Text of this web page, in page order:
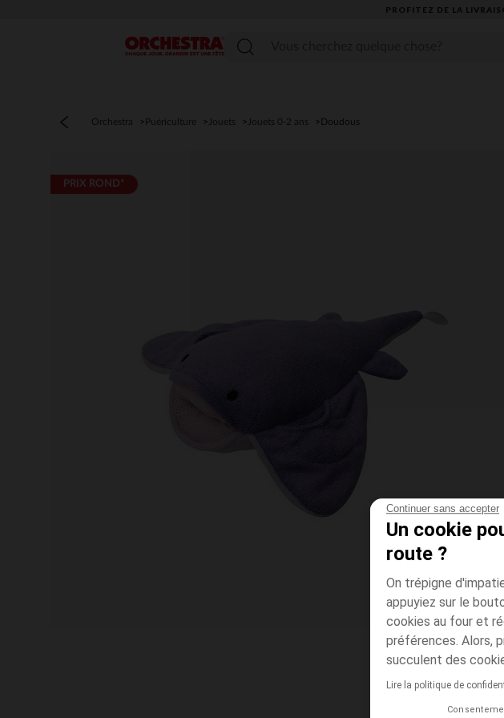
Continuer sans accepter
Un cookie
route ?
On trépigne
appuyiez sur le
cookies au four et
préférences. Alors,
succulent des
Lire la politique de
PROFITEZ DE LA
Menu
Orchestra Puériculture Jouets Jouets 0-2 ans Doudous
PRIX ROND*